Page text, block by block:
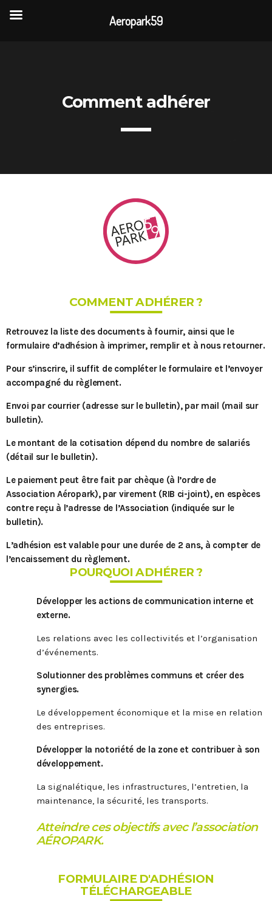
L’association AÉROPARK 59 ouvre son site
27 SEPTEMBRE 2022
Portes Ouvertes Aéroport de
Valenciennes
Comment adhérer
COMMENT ADHÉRER ?
Retrouvez la liste des documents à fournir, ainsi que le
formulaire d’adhésion à imprimer, remplir et à nous retourner.
Pour s’inscrire, il suffit de compléter le formulaire et l’envoyer
accompagné du règlement.
Envoi par courrier (adresse sur le bulletin), par mail (mail sur
bulletin).
Le montant de la cotisation dépend du nombre de salariés
(détail sur le bulletin).
Le paiement peut être fait par chèque (à l’ordre de
Association Aéropark), par virement (RIB ci-joint), en espèces
contre reçu à l’adresse de l’Association (indiquée sur le
bulletin).
L’adhésion est valable pour une durée de 2 ans, à compter de
l’encaissement du règlement.
POURQUOI ADHÉRER ?
Développer les actions de communication interne et
externe.
Les relations avec les collectivités et l’organisation
d’événements.
Solutionner des problèmes communs et créer des
synergies.
Le développement économique et la mise en relation
des entreprises.
Développer la notoriété de la zone et contribuer à son
développement.
La signalétique, les infrastructures, l’entretien, la
maintenance, la sécurité, les transports.
Atteindre ces objectifs avec l’association
AÉROPARK.
FORMULAIRE D'ADHÉSION
TÉLÉCHARGEABLE
Aeropark59